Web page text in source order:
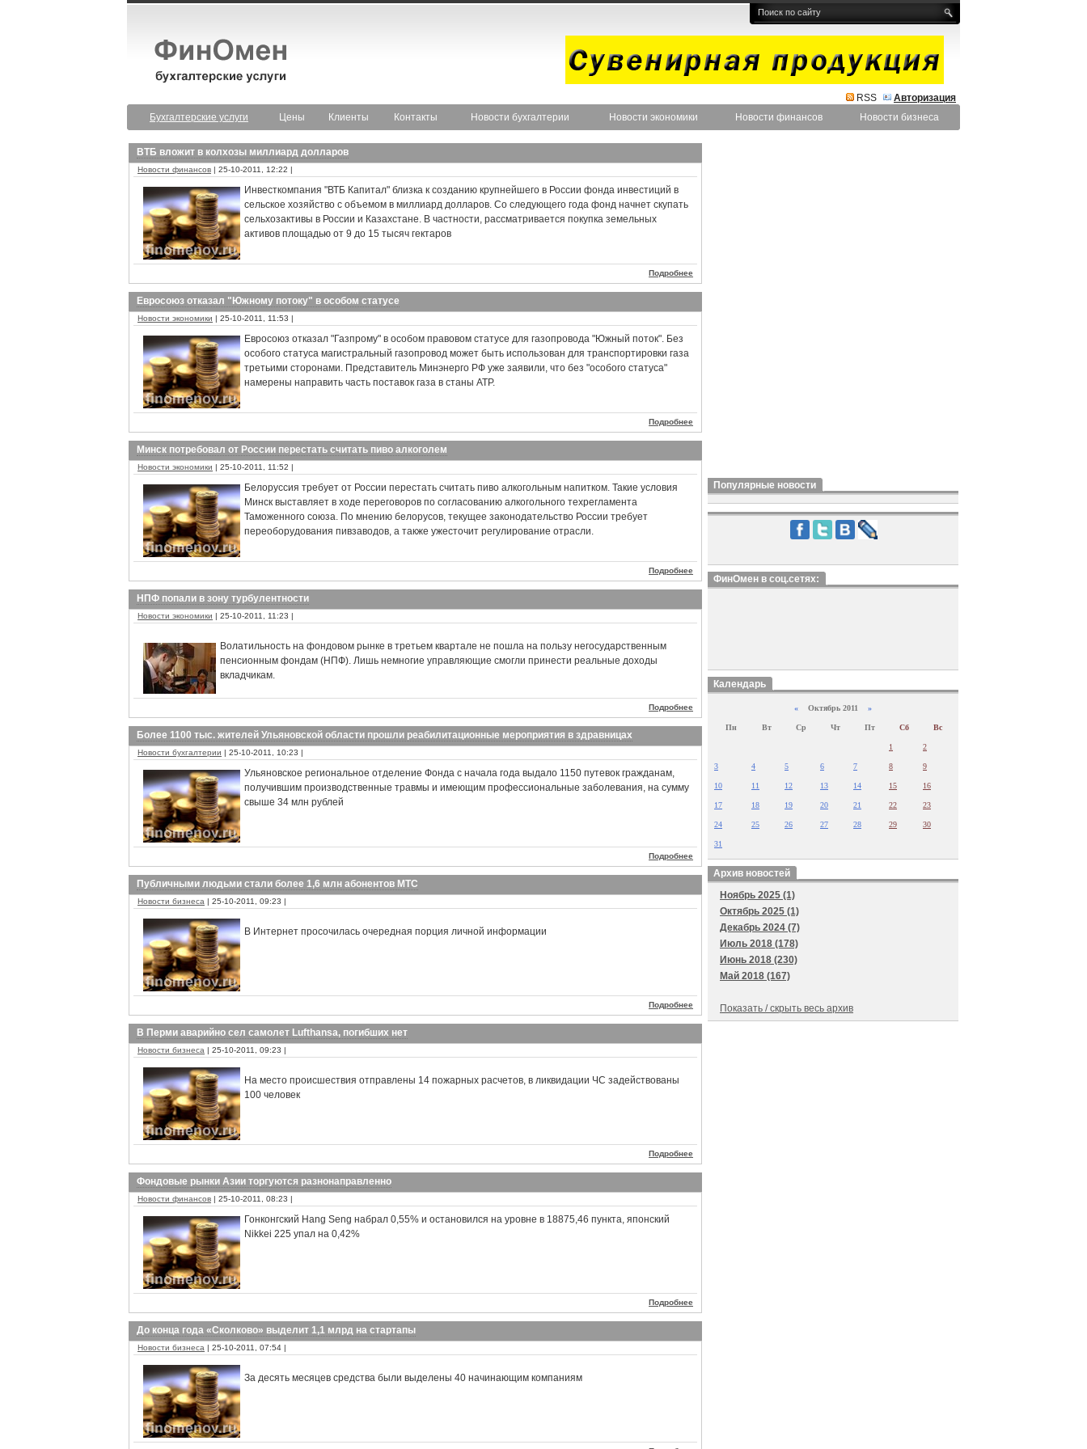
RSS
Авторизация
Бухгалтерские услуги
Цены Клиенты Контакты Новости бухгалтерии Новости экономики Новости финансов Новости бизнеса
ВТБ вложит в колхозы миллиард долларов
Новости финансов | 25-10-2011, 12:22 |
Инвесткомпания "ВТБ Капитал" близка к созданию крупнейшего в России фонда инвестиций в
сельское хозяйство с объемом в миллиард долларов. Со следующего года фонд начнет скупать
сельхозактивы в России и Казахстане. В частности, рассматривается покупка земельных
активов площадью от 9 до 15 тысяч гектаров
Подробнее
Евросоюз отказал "Южному потоку" в особом статусе
Новости экономики | 25-10-2011, 11:53 |
Евросоюз отказал "Газпрому" в особом правовом статусе для газопровода "Южный поток". Без
особого статуса магистральный газопровод может быть использован для транспортировки газа
третьими сторонами. Представитель Минэнерго РФ уже заявили, что без "особого статуса"
намерены направить часть поставок газа в станы АТР.
Подробнее
Минск потребовал от России перестать считать пиво алкоголем
Новости экономики | 25-10-2011, 11:52 |
Белоруссия требует от России перестать считать пиво алкогольным напитком. Такие условия
Минск выставляет в ходе переговоров по согласованию алкогольного техрегламента
Таможенного союза. По мнению белорусов, текущее законодательство России требует
переоборудования пивзаводов, а также ужесточит регулирование отрасли.
Подробнее
НПФ попали в зону турбулентности
Новости экономики | 25-10-2011, 11:23 |
Волатильность на фондовом рынке в третьем квартале не пошла на пользу негосударственным
пенсионным фондам (НПФ). Лишь немногие управляющие смогли принести реальные доходы
вкладчикам.
Подробнее
Более 1100 тыс. жителей Ульяновской области прошли реабилитационные мероприятия в здравницах
Новости бухгалтерии | 25-10-2011, 10:23 |
Ульяновское региональное отделение Фонда с начала года выдало 1150 путевок гражданам,
получившим производственные травмы и имеющим профессиональные заболевания, на сумму
свыше 34 млн рублей
Подробнее
Публичными людьми стали более 1,6 млн абонентов МТС
Новости бизнеса | 25-10-2011, 09:23 |
В Интернет просочилась очередная порция личной информации
Подробнее
В Перми аварийно сел самолет Lufthansa, погибших нет
Новости бизнеса | 25-10-2011, 09:23 |
На место происшествия отправлены 14 пожарных расчетов, в ликвидации ЧС задействованы
100 человек
Подробнее
Фондовые рынки Азии торгуются разнонаправленно
Новости финансов | 25-10-2011, 08:23 |
Гонконгский Hang Seng набрал 0,55% и остановился на уровне в 18875,46 пункта, японский
Nikkei 225 упал на 0,42%
Подробнее
До конца года «Сколково» выделит 1,1 млрд на стартапы
Новости бизнеса | 25-10-2011, 07:54 |
За десять месяцев средства были выделены 40 начинающим компаниям
Популярные новости
ФинОмен в соц.сетях:
Календарь
« Октябрь 2011 »
Пн Вт Ср Чт Пт Сб Вс
1 2
3 4 5 6 7 8 9
10 11 12 13 14 15 16
17 18 19 20 21 22 23
24 25 26 27 28 29 30
31
Архив новостей
Ноябрь 2025 (1)
Октябрь 2025 (1)
Декабрь 2024 (7)
Июль 2018 (178)
Июнь 2018 (230)
Май 2018 (167)
Показать / скрыть весь архив